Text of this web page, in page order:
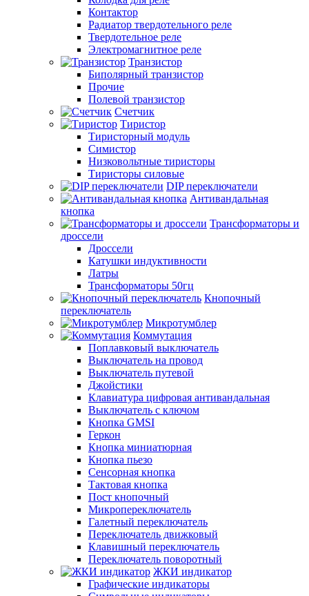
Контактор
Радиатор твердотельного реле
Твердотельное реле
Электромагнитное реле
Транзистор
Биполярный транзистор
Прочие
Полевой транзистор
Счетчик
Тиристор
Тиристорный модуль
Симистор
Низковольтные тиристоры
Тиристоры силовые
DIP переключатели
Антивандальная
кнопка
Трансформаторы и
дроссели
Дроссели
Катушки индуктивности
Латры
Трансформаторы 50гц
Кнопочный
переключатель
Микротумблер
Коммутация
Поплавковый выключатель
Выключатель на провод
Выключатель путевой
Джойстики
Клавиатура цифровая антивандальная
Выключатель с ключом
Кнопка GMSI
Геркон
Кнопка миниатюрная
Кнопка пьезо
Сенсорная кнопка
Тактовая кнопка
Пост кнопочный
Микропереключатель
Галетный переключатель
Переключатель движковый
Клавишный переключатель
Переключатель поворотный
ЖКИ индикатор
Графические индикаторы